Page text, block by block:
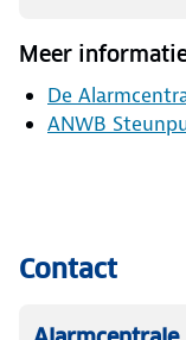
Meer
De
ANWB
Contact